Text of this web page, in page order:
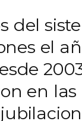
del
el
en